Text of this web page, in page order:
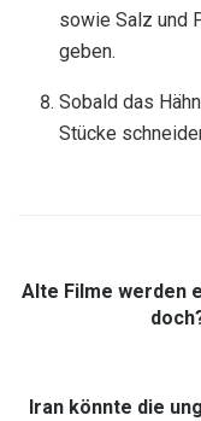
sowie Salz und
geben.
Sobald das
Stücke
Alte Filme werden
Iran könnte die